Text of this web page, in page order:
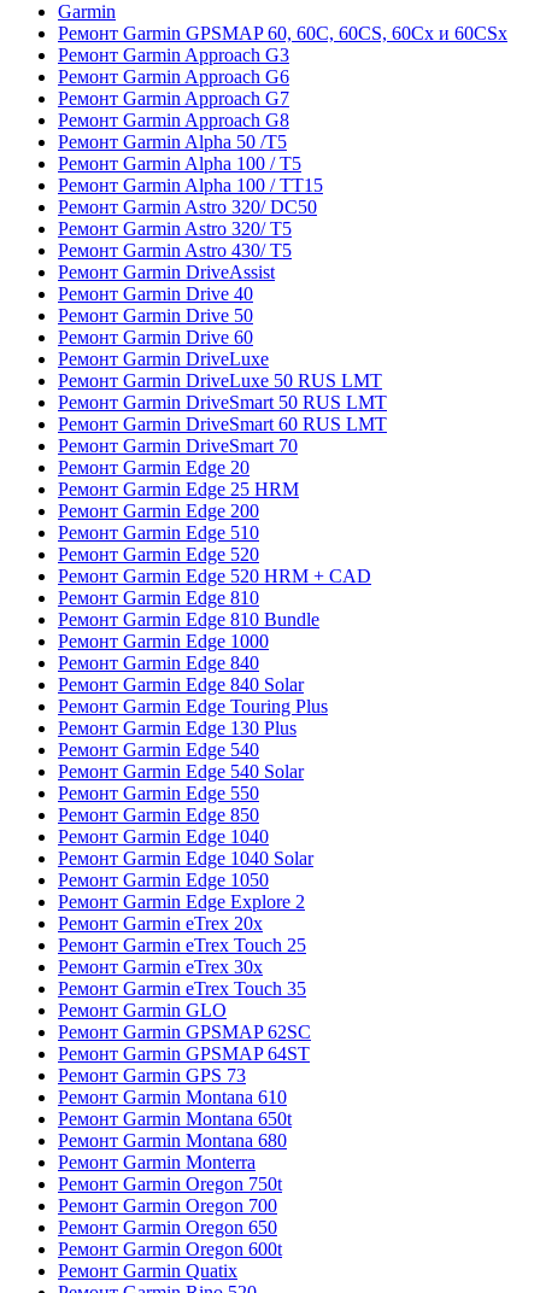
Garmin
Ремонт Garmin GPSMAP 60, 60C, 60CS, 60Cx и 60CSx
Ремонт Garmin Approach G3
Ремонт Garmin Approach G6
Ремонт Garmin Approach G7
Ремонт Garmin Approach G8
Ремонт Garmin Alpha 50 /T5
Ремонт Garmin Alpha 100 / T5
Ремонт Garmin Alpha 100 / TT15
Ремонт Garmin Astro 320/ DC50
Ремонт Garmin Astro 320/ T5
Ремонт Garmin Astro 430/ T5
Ремонт Garmin DriveAssist
Ремонт Garmin Drive 40
Ремонт Garmin Drive 50
Ремонт Garmin Drive 60
Ремонт Garmin DriveLuxe
Ремонт Garmin DriveLuxe 50 RUS LMT
Ремонт Garmin DriveSmart 50 RUS LMT
Ремонт Garmin DriveSmart 60 RUS LMT
Ремонт Garmin DriveSmart 70
Ремонт Garmin Edge 20
Ремонт Garmin Edge 25 HRM
Ремонт Garmin Edge 200
Ремонт Garmin Edge 510
Ремонт Garmin Edge 520
Ремонт Garmin Edge 520 HRM + CAD
Ремонт Garmin Edge 810
Ремонт Garmin Edge 810 Bundle
Ремонт Garmin Edge 1000
Ремонт Garmin Edge 840
Ремонт Garmin Edge 840 Solar
Ремонт Garmin Edge Touring Plus
Ремонт Garmin Edge 130 Plus
Ремонт Garmin Edge 540
Ремонт Garmin Edge 540 Solar
Ремонт Garmin Edge 550
Ремонт Garmin Edge 850
Ремонт Garmin Edge 1040
Ремонт Garmin Edge 1040 Solar
Ремонт Garmin Edge 1050
Ремонт Garmin Edge Explore 2
Ремонт Garmin eTrex 20x
Ремонт Garmin eTrex Touch 25
Ремонт Garmin eTrex 30x
Ремонт Garmin eTrex Touch 35
Ремонт Garmin GLO
Ремонт Garmin GPSMAP 62SC
Ремонт Garmin GPSMAP 64ST
Ремонт Garmin GPS 73
Ремонт Garmin Montana 610
Ремонт Garmin Montana 650t
Ремонт Garmin Montana 680
Ремонт Garmin Monterra
Ремонт Garmin Oregon 750t
Ремонт Garmin Oregon 700
Ремонт Garmin Oregon 650
Ремонт Garmin Oregon 600t
Ремонт Garmin Quatix